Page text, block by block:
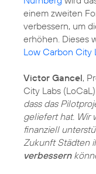
einem zweiten
verbessern, um
erhöhen. Dieses
Low Carbon City
Victor Gancel,
City Labs
dass das
geliefert hat. Wir
finanziell
Zukunft Städten
verbessern